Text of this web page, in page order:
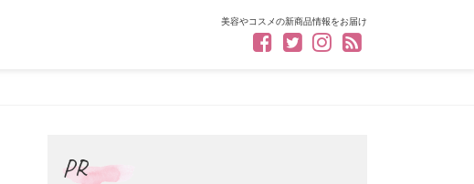
美容やコスメの新商品情報をお届け
PR